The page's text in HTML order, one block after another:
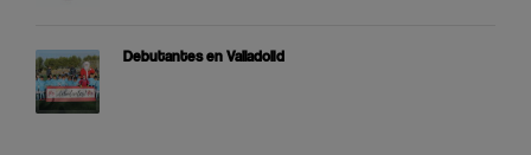
Debutantes en Valladolid